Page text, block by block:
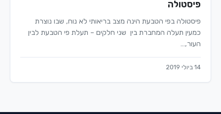
פיסטולה
פיסטולה בפי הטבעת הינה מצב בריאותי לא נוח, שבו נוצרת
כמעין תעלה המחברת בין שני חלקים – תעלת פי הטבעת לבין
העור,…
14 ביולי 2019